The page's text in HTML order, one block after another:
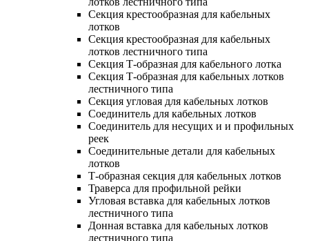
Секция крестообразная для кабельных
лотков
Секция крестообразная для кабельных
лотков лестничного типа
Секция Т-образная для кабельного лотка
Секция Т-образная для кабельных лотков
лестничного типа
Секция угловая для кабельных лотков
Соединитель для кабельных лотков
Соединитель для несущих и и профильных
реек
Соединительные детали для кабельных
лотков
Т-образная секция для кабельных лотков
Траверса для профильной рейки
Угловая вставка для кабельных лотков
лестничного типа
Донная вставка для кабельных лотков
лестничного типа